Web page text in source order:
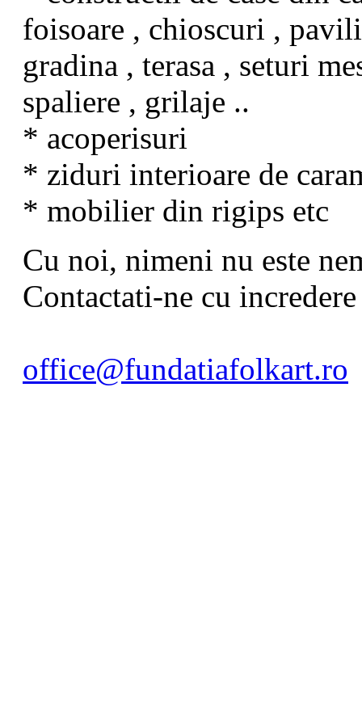
foisoare , chioscuri ,
gradina , terasa , seturi
spaliere , grilaje ..
* acoperisuri
* ziduri interioare de
* mobilier din rigips etc
Cu noi, nimeni nu este
Contactati-ne cu
office@fundatiafolkart.ro